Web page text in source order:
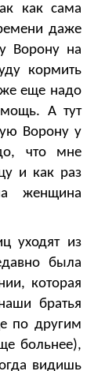
как сама
даже
Ворону на
кормить
еще надо
А тут
Ворону у
что мне
и как раз
женщина
уходят из
была
которая
братья
по другим
больнее),
видишь